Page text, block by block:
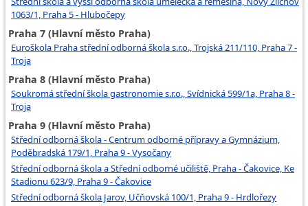
1063/1, Praha 5 - Hlubočepy
Praha 7 (Hlavní město Praha)
Euroškola Praha střední odborná škola s.r.o., Trojská 211/110, Praha 7 -
Troja
Praha 8 (Hlavní město Praha)
Soukromá střední škola gastronomie s.r.o., Svídnická 599/1a, Praha 8 -
Troja
Praha 9 (Hlavní město Praha)
Střední odborná škola - Centrum odborné přípravy a Gymnázium,
Poděbradská 179/1, Praha 9 - Vysočany
Střední odborná škola a Střední odborné učiliště, Praha - Čakovice, Ke
Stadionu 623/9, Praha 9 - Čakovice
Střední odborná škola Jarov, Učňovská 100/1, Praha 9 - Hrdlořezy